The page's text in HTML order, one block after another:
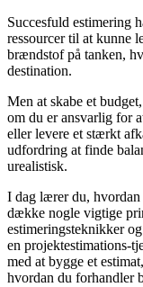
Succesfuld estimering
ressourcer til at kunne
brændstof på tanken,
destination.
Men at skabe et
om du er ansvarlig for
eller levere et stærkt
udfordring at finde
urealistisk.
I dag lærer du,
dække nogle vigtige
estimeringsteknikker
en projektestimations-
med at bygge et
hvordan du forhandler